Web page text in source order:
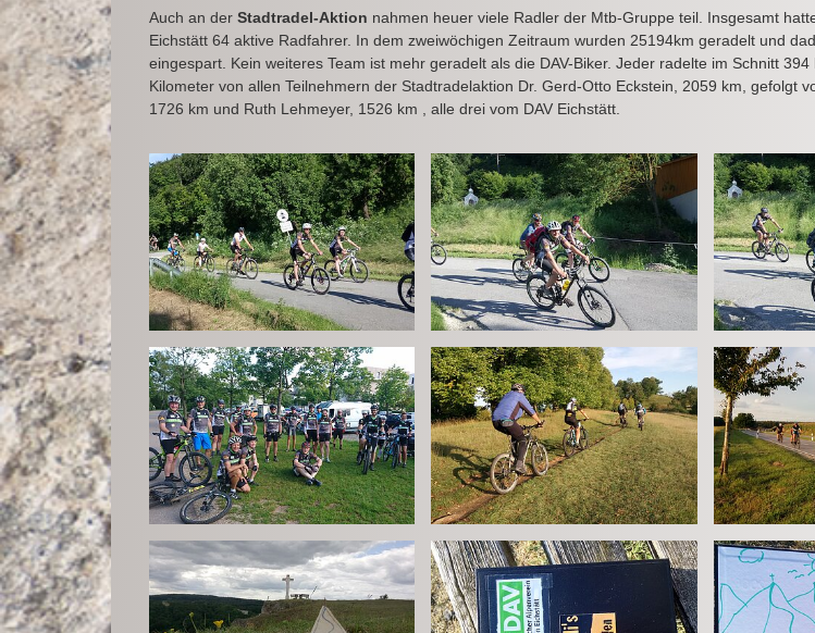
Auch an der Stadtradel-Aktion nahmen heuer viele Radler der Mtb-Gruppe teil. Insgesamt
Eichstätt 64 aktive Radfahrer. In dem zweiwöchigen Zeitraum wurden 25194km geradelt und
eingespart. Kein weiteres Team ist mehr geradelt als die DAV-Biker. Jeder radelte im Schnitt 394
Kilometer von allen Teilnehmern der Stadtradelaktion Dr. Gerd-Otto Eckstein, 2059 km, gefolgt
1726 km und Ruth Lehmeyer, 1526 km , alle drei vom DAV Eichstätt.